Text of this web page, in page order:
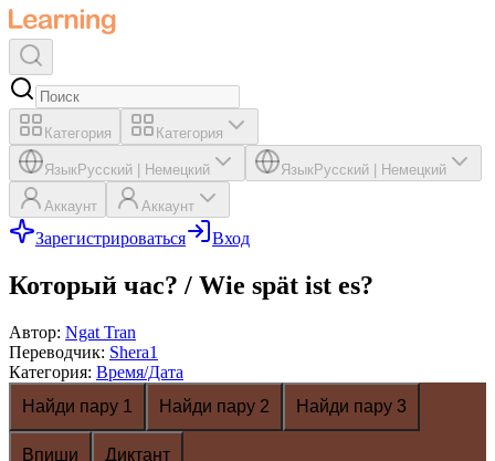
Категория Категория
ЯзыкРусский Немецкий ЯзыкРусский Немецкий
Аккаунт Аккаунт
Зарегистрироваться Вход
Который час? / Wie spät ist es?
Автор: Ngat Tran
Переводчик: Shera1
Категория: Время/Дата
Найди пару 1
Найди пару 2 Найди пару 3
Впиши Диктант